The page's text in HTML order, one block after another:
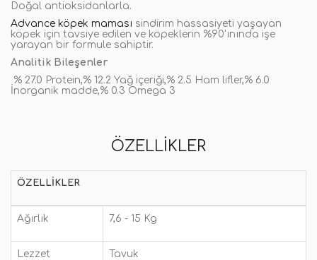
Doğal antioksidanlarla.
Advance köpek maması sindirim hassasiyeti yaşayan
köpek için tavsiye edilen ve köpeklerin %90'ınında işe
yarayan bir formule sahiptir.
Analitik Bileşenler
% 27.0 Protein,% 12.2 Yağ içeriği,% 2.5 Ham lifler,% 6.0
İnorganik madde,% 0.3 Omega 3
ÖZELLIKLER
ÖZELLIKLER
Ağırlık 7,6 - 15 Kg
Lezzet Tavuk